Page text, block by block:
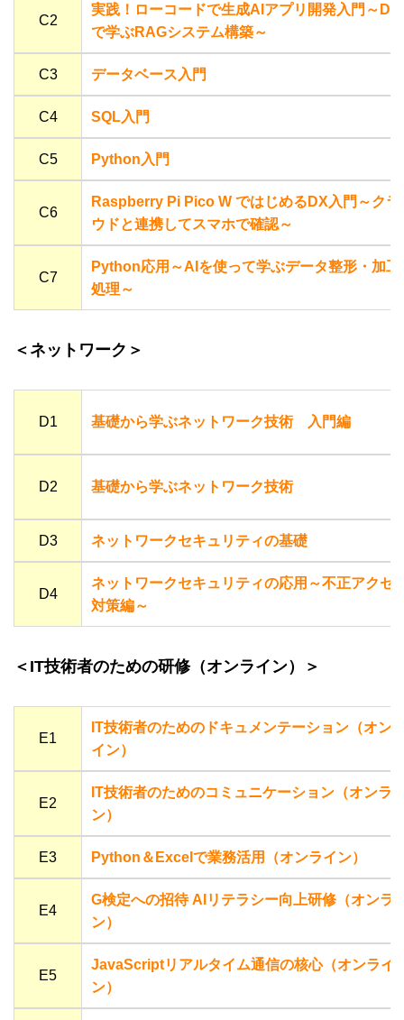
C2
実践！ローコードで生成AIアプリ開発入門～
で学ぶRAGシステム構築～
C3 データベース入門
C4 SQL入門
C5 Python入門
C6
Raspberry Pi Pico W ではじめるDX入門～クラ
ウドと連携してスマホで確認～
C7
Python応用～AIを使って学ぶデータ整形・加工
処理～
＜ネットワーク＞
D1 基礎から学ぶネットワーク技術 入門編
D2 基礎から学ぶネットワーク技術
D3 ネットワークセキュリティの基礎
D4
ネットワークセキュリティの応用～不正アクセ
対策編～
＜IT技術者のための研修（オンライン）＞
E1
IT技術者のためのドキュメンテーション（オン
イン）
E2
IT技術者のためのコミュニケーション（オンラ
ン）
E3 Python＆Excelで業務活用（オンライン）
E4
G検定への招待 AIリテラシー向上研修（オンラ
ン）
E5
JavaScriptリアルタイム通信の核心（オンライ
ン）